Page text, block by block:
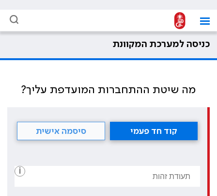
כניסה למערכת המקוונת
מה שיטת ההתחברות המועדפת עליך?
קוד חד פעמי סיסמה אישית
i